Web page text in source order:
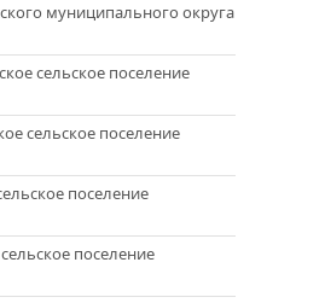
муниципального округа
сельское поселение
сельское поселение
поселение
поселение